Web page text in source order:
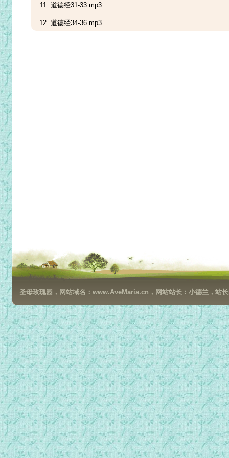
道德经31-33.mp3
道德经34-36.mp3
圣母玫瑰园，网站域名：www.AveMaria.cn，网站站长：小德兰，